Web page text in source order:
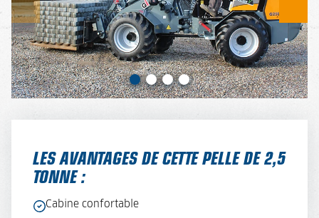
LES AVANTAGES DE CETTE PELLE DE 2,5
TONNE :
Cabine confortable